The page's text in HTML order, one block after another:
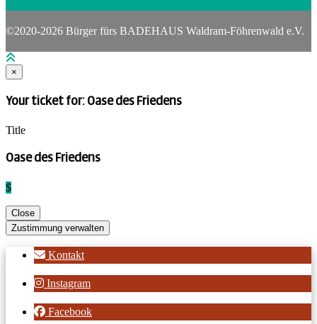
©2020-2026 Bürger fürs BADEHAUS Waldram-Föhrenwald e.V.
×
Your ticket for: Oase des Friedens
Title
Oase des Friedens
$
Close
Zustimmung verwalten
Kontakt
Instagram
Facebook